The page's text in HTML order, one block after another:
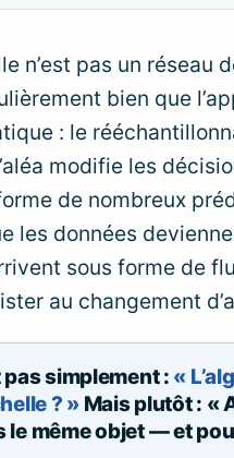
n’est pas un réseau
bien que
: le
modifie les
de nombreux
les données
sous forme de
au changement
pas simplement : «
? »Mais plutôt : «
même objet — et